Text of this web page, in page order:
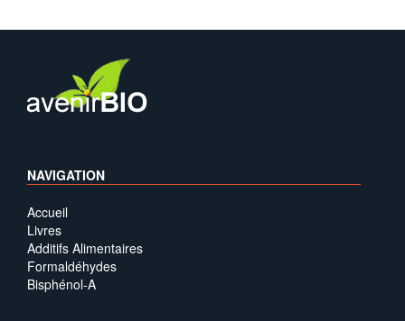
NAVIGATION
Accueil
Livres
Additifs Alimentaires
Formaldéhydes
Bisphénol-A